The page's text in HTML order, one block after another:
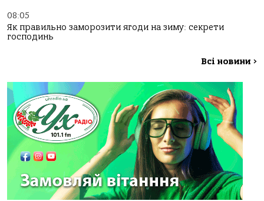
08:05
Як правильно заморозити ягоди на зиму: секрети
господинь
Всі новини >